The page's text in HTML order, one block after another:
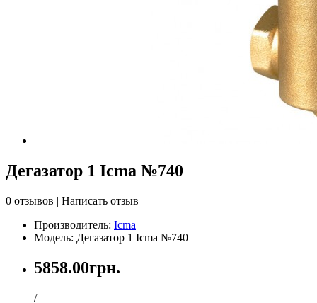
Дегазатор 1 Icma №740
0 отзывов | Написать отзыв
Производитель: Icma
Модель: Дегазатор 1 Icma №740
5858.00грн.
/